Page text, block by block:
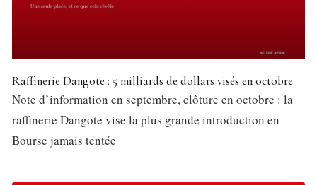
Raffinerie Dangote : 5 milliards de dollars visés en octobre
Note d’information en septembre, clôture en octobre : la
raffinerie Dangote vise la plus grande introduction en
Bourse jamais tentée